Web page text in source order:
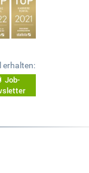
erhalten:
Job-